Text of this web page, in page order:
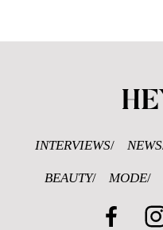
INTERVIEWS NEWS
BEAUTY MODE